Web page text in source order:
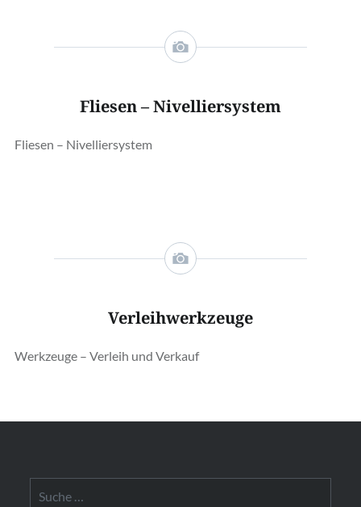
Fliesen – Nivelliersystem
Fliesen – Nivelliersystem
Verleihwerkzeuge
Werkzeuge – Verleih und Verkauf